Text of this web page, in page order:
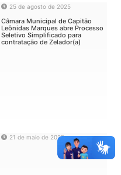
25 de agosto de 2025
Câmara Municipal de Capitão
Leônidas Marques abre Processo
Seletivo Simplificado para
contratação de Zelador(a)
21 de maio de 2025